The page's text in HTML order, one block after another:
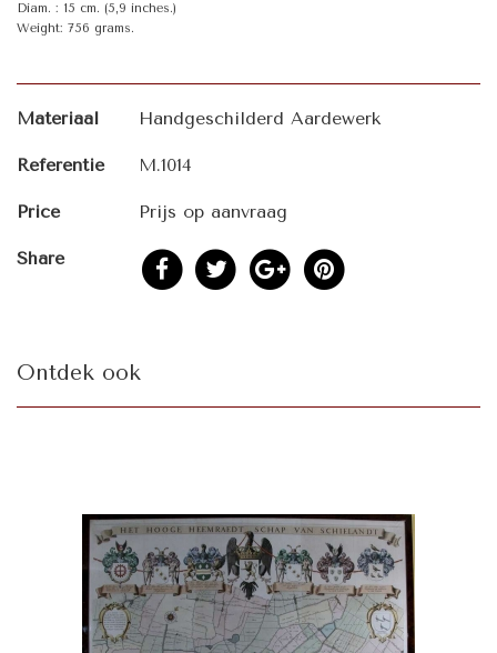
Diam. : 15 cm. (5,9 inches.)
Weight: 756 grams.
Materiaal Handgeschilderd Aardewerk
Referentie M.1014
Price Prijs op aanvraag
Share
Ontdek ook